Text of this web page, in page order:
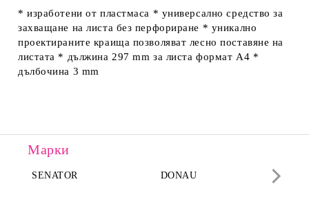
* изработени от пластмаса * универсално средство за
захващане на листа без перфориране * уникално
проектираните краища позволяват лесно поставяне на
листата * дължина 297 mm за листа формат А4 *
дълбочина 3 mm
Марки
SENATOR DONAU